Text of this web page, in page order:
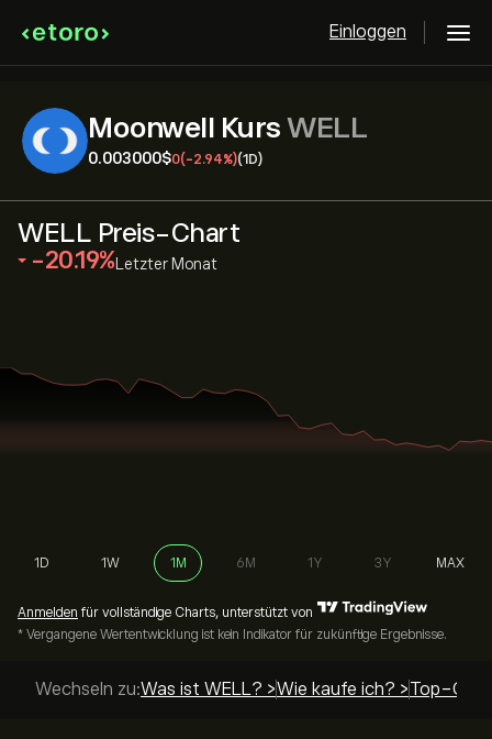
Einloggen
Moonwell Kurs WELL
0.003000‎$‎0(-2.94%)(1D)
WELL Preis-Chart
‎-20.19‎ Letzter Monat
1D 1W 1M 6M 1Y 3Y MAX
Anmelden für vollständige Charts, unterstützt von
* Vergangene Wertentwicklung ist kein Indikator für zukünftige Ergebnisse.
Wechseln zu:Was ist WELL? >Wie kaufe ich? >Top-